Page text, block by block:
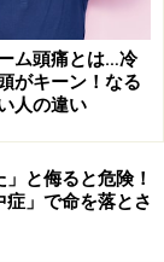
人も注意が
因とされます
の血流が変化
ことがありま
ム頭痛とは…冷
がキーン！なる
人の違い
」と侮ると危険！
」で命を落とさ